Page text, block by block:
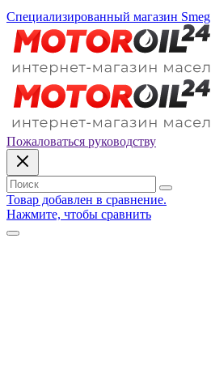
Специализированный магазин Smeg
Пожаловаться руководству
Товар добавлен в сравнение.
Нажмите, чтобы сравнить